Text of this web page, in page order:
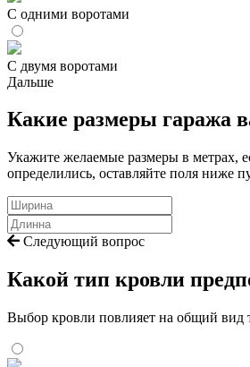
С одними воротами
С двумя воротами
Дальше
Какие размеры гаража
Укажите желаемые размеры в метрах,
определились, оставляйте поля ниже
Следующий вопрос
Какой тип кровли
Выбор кровли повлияет на общий вид